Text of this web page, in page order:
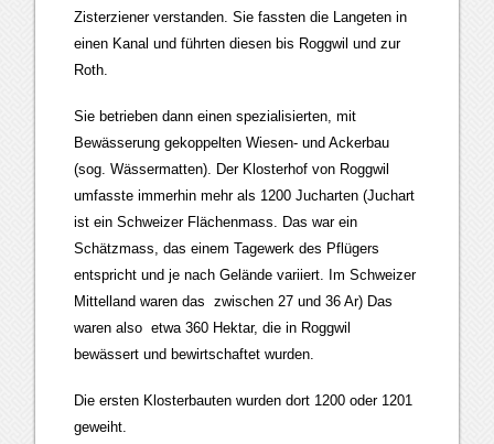
Zisterziener verstanden. Sie fassten die Langeten in
einen Kanal und führten diesen bis Roggwil und zur
Roth.
Sie betrieben dann einen spezialisierten, mit
Bewässerung gekoppelten Wiesen- und Ackerbau
(sog. Wässermatten). Der Klosterhof von Roggwil
umfasste immerhin mehr als 1200 Jucharten (Juchart
ist ein Schweizer Flächenmass. Das war ein
Schätzmass, das einem Tagewerk des Pflügers
entspricht und je nach Gelände variiert. Im Schweizer
Mittelland waren das zwischen 27 und 36 Ar) Das
waren also etwa 360 Hektar, die in Roggwil
bewässert und bewirtschaftet wurden.
Die ersten Klosterbauten wurden dort 1200 oder 1201
geweiht.